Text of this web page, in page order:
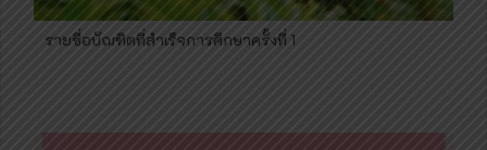
รายชื่อบัณฑิตที่สำเร็จการศึกษาครั้งที่ 1